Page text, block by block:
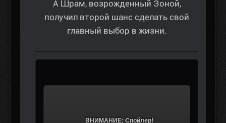
А Шрам, возрожденный Зоной,
получил второй шанс сделать свой
главный выбор в жизни.